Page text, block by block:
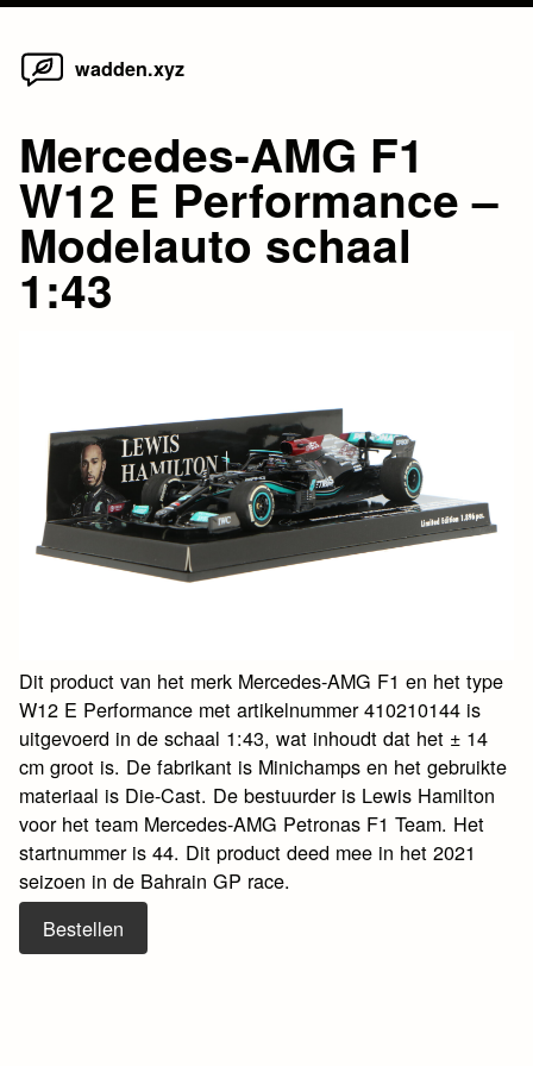
Skip
wadden.xyz
Mercedes-AMG F1
W12 E Performance –
Modelauto schaal
1:43
Dit product van het merk Mercedes-AMG F1 en het type
W12 E Performance met artikelnummer 410210144 is
uitgevoerd in de schaal 1:43, wat inhoudt dat het ± 14
cm groot is. De fabrikant is Minichamps en het gebruikte
materiaal is Die-Cast. De bestuurder is Lewis Hamilton
voor het team Mercedes-AMG Petronas F1 Team. Het
startnummer is 44. Dit product deed mee in het 2021
seizoen in de Bahrain GP race.
Bestellen